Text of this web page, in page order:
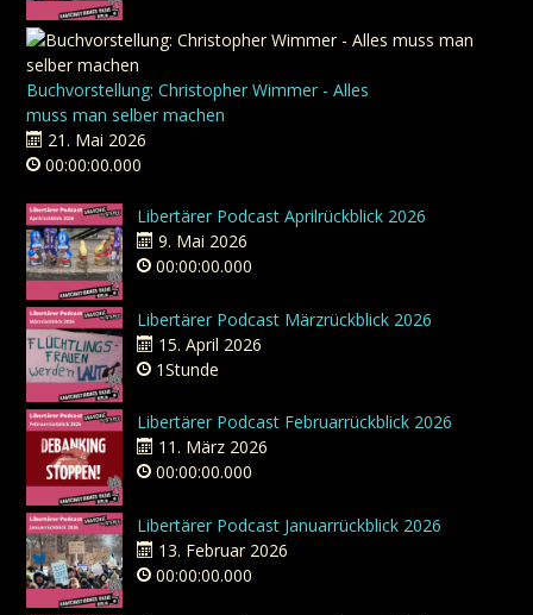
Buchvorstellung: Christopher Wimmer - Alles
muss man selber machen
21. Mai 2026
00:00:00.000
Libertärer Podcast Aprilrückblick 2026
9. Mai 2026
00:00:00.000
Libertärer Podcast Märzrückblick 2026
15. April 2026
1Stunde
Libertärer Podcast Februarrückblick 2026
11. März 2026
00:00:00.000
Libertärer Podcast Januarrückblick 2026
13. Februar 2026
00:00:00.000